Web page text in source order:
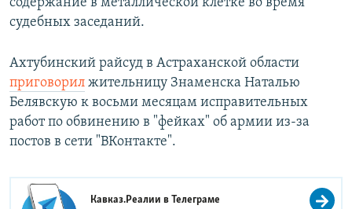
судебных заседаний.
Ахтубинский райсуд в Астраханской области
приговорил жительницу Знаменска Наталью
Белявскую к восьми месяцам исправительных
работ по обвинению в "фейках" об армии из-за
постов в сети "ВКонтакте".
Кавказ.Реалии вТелеграме